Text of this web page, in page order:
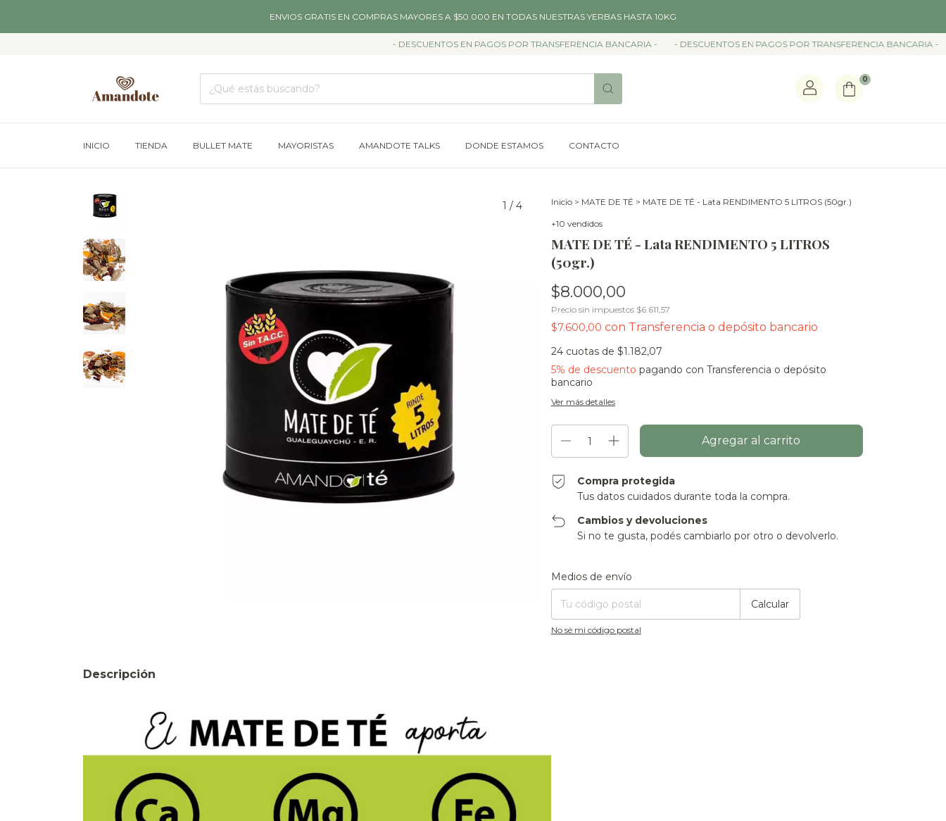
ENVIOS GRATIS EN COMPRAS MAYORES A $50.000 EN TODAS NUESTRAS YERBAS HASTA 10KG
- DESCUENTOS EN PAGOS POR TRANSFERENCIA BANCARIA - - DESCUENTOS EN PAGOS POR TRANSFERENCIA BANCARIA - -
0
INICIO TIENDA BULLET MATE MAYORISTAS AMANDOTE TALKS DONDE ESTAMOS CONTACTO
1 / 4 Inicio > MATE DE TÉ > MATE DE TÉ - Lata RENDIMENTO 5 LITROS (50gr.)
+10 vendidos
MATE DE TÉ - Lata RENDIMENTO 5 LITROS
(50gr.)
$8.000,00
Precio sin impuestos $6.611,57
$7.600,00 con Transferencia o depósito bancario
24 cuotas de $1.182,07
5% de descuento pagando con Transferencia o depósito
bancario
Ver más detalles
Compra protegida
Tus datos cuidados durante toda la compra.
Cambios y devoluciones
Si no te gusta, podés cambiarlo por otro o devolverlo.
Entregas para el CP:
Medios de envío
Calcular
No sé mi código postal
Descripción